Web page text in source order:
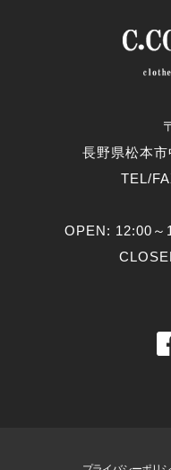
長野県松本
TEL/
OPEN: 12:00～